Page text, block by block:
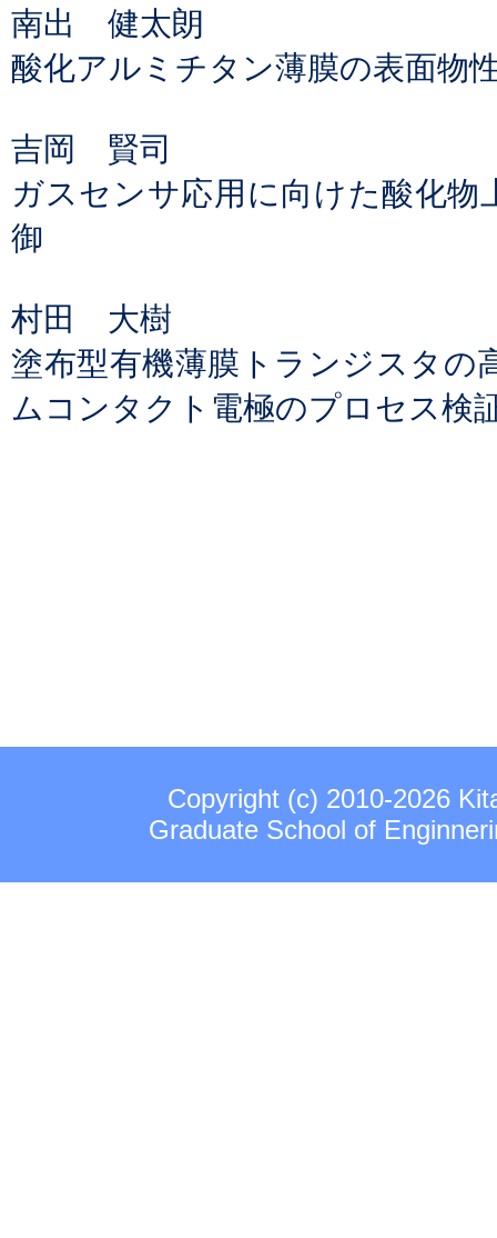
南出 健太朗
酸化アルミチタン薄膜の表面物
吉岡 賢司
ガスセンサ応用に向けた酸化物
御
村田 大樹
塗布型有機薄膜トランジスタの
ムコンタクト電極のプロセス検
Copyright (c) 2010-2026
Graduate School of